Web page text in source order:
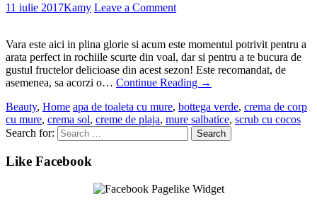
11 iulie 2017Kamy Leave a Comment
Vara este aici in plina glorie si acum este momentul potrivit pentru a
arata perfect in rochiile scurte din voal, dar si pentru a te bucura de
gustul fructelor delicioase din acest sezon! Este recomandat, de
asemenea, sa acorzi o… Continue Reading →
Beauty, Home apa de toaleta cu mure, bottega verde, crema de corp
cu mure, crema sol, creme de plaja, mure salbatice, scrub cu cocos
Search for:
Like Facebook